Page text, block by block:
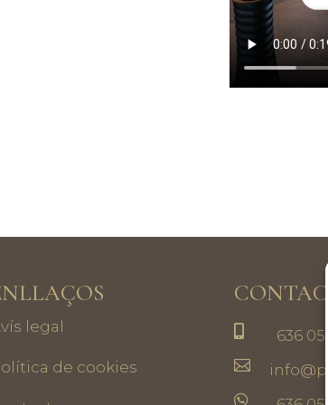
legal
de cookies
636

